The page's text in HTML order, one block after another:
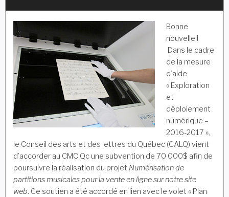
Bonne
nouvelle!!
Dans le cadre
de la mesure
d’aide
« Exploration
et
déploiement
numérique –
2016-2017 »,
le Conseil des arts et des lettres du Québec (CALQ) vient
d’accorder au CMC Qc une subvention de 70 000$ afin de
poursuivre la réalisation du projet Numérisation de
partitions musicales pour la vente en ligne sur notre site
web. Ce soutien a été accordé en lien avec le volet « Plan